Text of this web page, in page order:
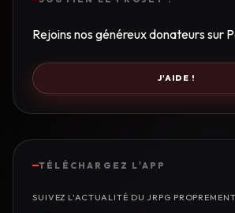
Rejoins nos généreux donateurs sur
J'AIDE !
TÉLÉCHARGEZ L'APP
SUIVEZ L'ACTUALITÉ DU JRPG